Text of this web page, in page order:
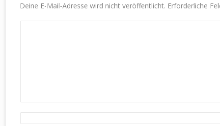
Deine E-Mail-Adresse wird nicht veröffentlicht. Erforderliche